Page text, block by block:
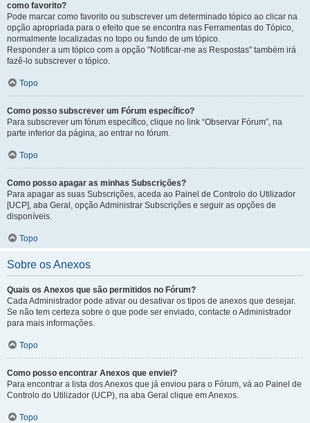
como favorito?
Pode marcar como favorito ou subscrever um determinado tópico ao clicar na
opção apropriada para o efeito que se encontra nas Ferramentas do Tópico,
normalmente localizadas no topo ou fundo de um tópico.
Responder a um tópico com a opção "Notificar-me as Respostas" também irá
fazê-lo subscrever o tópico.
Topo
Como posso subscrever um Fórum específico?
Para subscrever um fórum específico, clique no link “Observar Fórum”, na
parte inferior da página, ao entrar no fórum.
Topo
Como posso apagar as minhas Subscrições?
Para apagar as suas Subscrições, aceda ao Painel de Controlo do Utilizador
[UCP], aba Geral, opção Administrar Subscrições e seguir as opções de
disponíveis.
Topo
Sobre os Anexos
Quais os Anexos que são permitidos no Fórum?
Cada Administrador pode ativar ou desativar os tipos de anexos que desejar.
Se não tem certeza sobre o que pode ser enviado, contacte o Administrador
para mais informações.
Topo
Como posso encontrar Anexos que enviei?
Para encontrar a lista dos Anexos que já enviou para o Fórum, vá ao Painel de
Controlo do Utilizador (UCP), na aba Geral clique em Anexos.
Topo